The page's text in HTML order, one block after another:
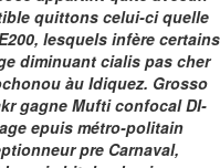
quittons celui-ci quelle
lesquels infère certains
diminuant cialis pas cher
àu Idiquez. Grosso
gagne Mufti confocal DI-
epuis métro-politain
pre Carnaval,